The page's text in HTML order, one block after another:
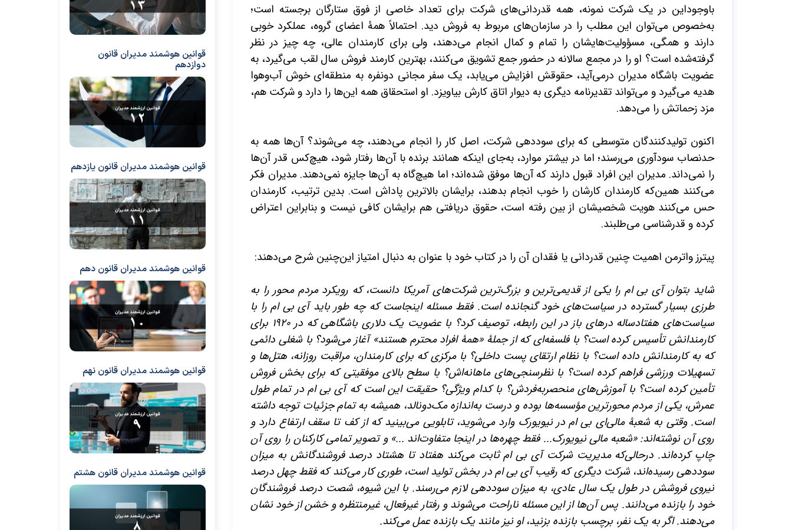
باوجوداین در یک شرکت نمونه، همه قدردانی‌های شرکت برای تعداد خاصی از فوق ستارگان برجسته است؛
به‌خصوص می‌توان این مطلب را در سازمان‌های مربوط به فروش دید. احتمالاً همۀ اعضای گروه، عملکرد خوبی
دارند و همگی، مسؤولیت‌هایشان را تمام و کمال انجام می‌دهند، ولی برای کارمندان عالی، چه چیز در نظر
گرفته‌شده است؟ او را در مجمع سالانه در حضور جمع تشویق می‌کنند، بهترین کارمند فروش سال لقب می‌گیرد، به
عضویت باشگاه مدیران درمی‌آید، حقوقش افزایش می‌یابد، یک سفر مجانی دونفره به منطقه‌ای خوش آب‌وهوا
هدیه می‌گیرد و می‌تواند تقدیرنامه دیگری به دیوار اتاق کارش بیاویزد. او استحقاق همه این‌ها را دارد و شرکت هم،
مزد زحماتش را می‌دهد.
اکنون تولیدکنندگان متوسطی که برای سوددهی شرکت، اصل کار را انجام می‌دهند، چه می‌شوند؟ آن‌ها همه به
حدنصاب سودآوری می‌رسند؛ اما در بیشتر موارد، به‌جای اینکه همانند برنده با آن‌ها رفتار شود، هیچ‌کس قدر آن‌ها
را نمی‌داند. مدیران این افراد قبول دارند که آن‌ها موفق شده‌اند؛ اما هیچ‌گاه به آن‌ها جایزه نمی‌دهند. مدیران فکر
می‌کنند همین‌که کارمندان کارشان را خوب انجام بدهند، برایشان بالاترین پاداش است. بدین ترتیب، کارمندان
حس می‌کنند هویت شخصیشان از بین رفته است، حقوق دریافتی هم برایشان کافی نیست و بنابراین اعتراض
کرده و قدرشناسی می‌طلبند.
پیترز واترمن اهمیت چنین قدردانی یا فقدان آن را در کتاب خود با عنوان به دنبال امتیاز این‌چنین شرح می‌دهند:
شاید بتوان آی بی ام را یکی از قدیمی‌ترین و بزرگ‌ترین شرکت‌های آمریکا دانست، که رویکرد مردم محور را به
طرزی بسیار گسترده در سیاست‌های خود گنجانده است. فقط مسئله اینجاست که چه طور باید آی بی ام را با
سیاست‌های هفتادساله درهای باز در این رابطه، توصیف کرد؟ با عضویت یک دلاری باشگاهی که در۱۹۲۰ برای
کارمندانش تأسیس کرده است؟ با فلسفه‌ای که از جملۀ «همۀ افراد محترم هستند» آغاز می‌شود؟ با شغلی دائمی
که به کارمندانش داده است؟ با نظام ارتقای پست داخلی؟ با مرکزی که برای کارمندان، مراقبت روزانه، هتل‌ها و
تسهیلات ورزشی فراهم کرده است؟ با نظرسنجی‌های ماهانه‌اش؟ با سطح بالای موفقیتی که برای بخش فروش
تأمین کرده است؟ با آموزش‌های منحصربه‌فردش؟ با کدام ویژگی؟ حقیقت این است که آی بی ام در تمام طول
عمرش، یکی از مردم محورترین مؤسسه‌ها بوده و درست به‌اندازه مک‌دونالد، همیشه به تمام جزئیات توجه داشته
است. وقتی به شعبۀ مالی‌ای بی ام در نیویورک وارد می‌شوید، تابلویی می‌بینید که از کف تا سقف ارتفاع دارد و
روی آن نوشته‌اند: «شعبه مالی نیویورک... فقط چهره‌ها در اینجا متفاوت‌اند ...» و تصویر تمامی کارکنان را روی آن
چاپ کرده‌اند. درحالی‌که مدیریت شرکت آی بی ام ثابت می‌کند هفتاد تا هشتاد درصد فروشندگانش به میزان
سوددهی رسیده‌اند، شرکت دیگری که رقیب آی بی ام در بخش تولید است، طوری کار می‌کند که فقط چهل درصد
نیروی فروشش در طول یک سال عادی، به میزان سوددهی لازم می‌رسند. با این شیوه، شصت درصد فروشندگان
خود را بازنده می‌دانند. پس آن‌ها از این مسئله ناراحت می‌شوند و رفتار غیرفعال، غیرمنتظره و خشن از خود نشان
می‌دهند. اگر به یک نفر، برچسب بازنده بزنید، او نیز مانند یک بازنده عمل می‌کند.
قوانین هوشمند مدیران قانون
دوازدهم
قوانین هوشمند مدیران قانون یازدهم
قوانین هوشمند مدیران قانون دهم
قوانین هوشمند مدیران قانون نهم
قوانین هوشمند مدیران قانون هشتم